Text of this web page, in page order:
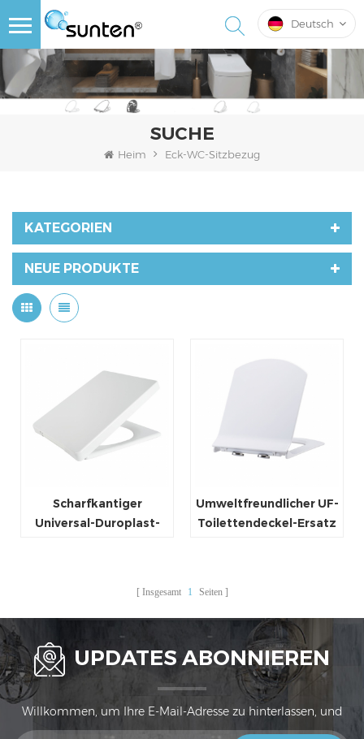
Deutsch
SUCHE
Heim Eck-WC-Sitzbezug
KATEGORIEN
NEUE PRODUKTE
Scharfkantiger
Universal-Duroplast-
Umweltfreundlicher UF-
Toilettendeckel-Ersatz
Insgesamt 1 Seiten
UPDATES ABONNIEREN
Willkommen, um Ihre E-Mail-Adresse zu hinterlassen, und
unser Vertrieb wird sich innerhalb von 24 Stunden mit Ihnen